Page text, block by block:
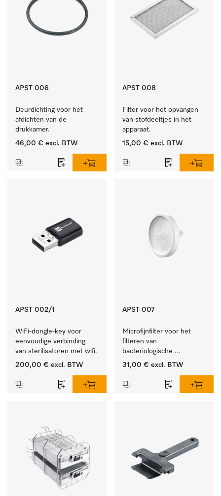
APST 006
Deurdichting voor het
afdichten van de
drukkamer.
46,00 € excl. BTW
APST 008
Filter voor het opvangen
van stofdeeltjes in het
apparaat.
15,00 € excl. BTW
APST 002/1
WiFi-dongle-key voor
eenvoudige verbinding
van sterilisatoren met wifi.
200,00 € excl. BTW
APST 007
Microfijnfilter voor het
filteren van
bacteriologische
besmetting uit de
31,00 € excl. BTW